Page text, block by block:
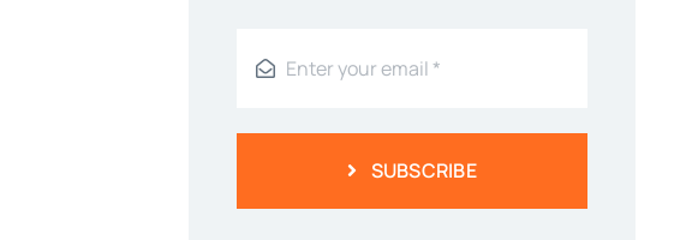
SUBSCRIBE